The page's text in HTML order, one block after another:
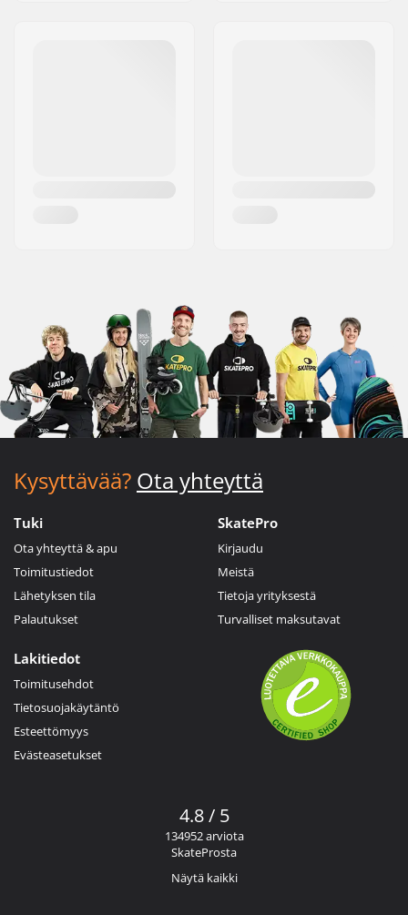
Kysyttävää? Ota yhteyttä
Tuki
Ota yhteyttä & apu
Toimitustiedot
Lähetyksen tila
Palautukset
SkatePro
Kirjaudu
Meistä
Tietoja yrityksestä
Turvalliset maksutavat
Lakitiedot
Toimitusehdot
Tietosuojakäytäntö
Esteettömyys
Evästeasetukset
4.8 / 5
134952 arviota
SkateProsta
Näytä kaikki